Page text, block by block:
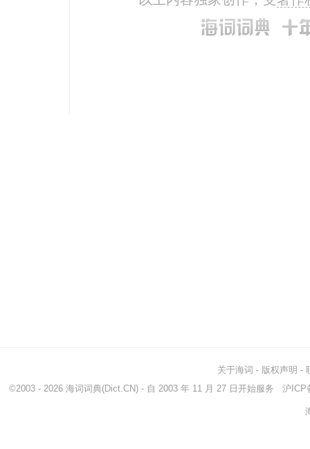
关于海词 - 版权声明 -
©2003 - 2026 海词词典(Dict.CN) - 自 2003 年 11 月 27 日开始服务 沪ICP